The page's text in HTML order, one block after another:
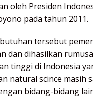
oleh Presiden
pada tahun 2011.
tersebut
dan dihasilkan
tinggi di Indonesia
natural scince masih
bidang-bidang